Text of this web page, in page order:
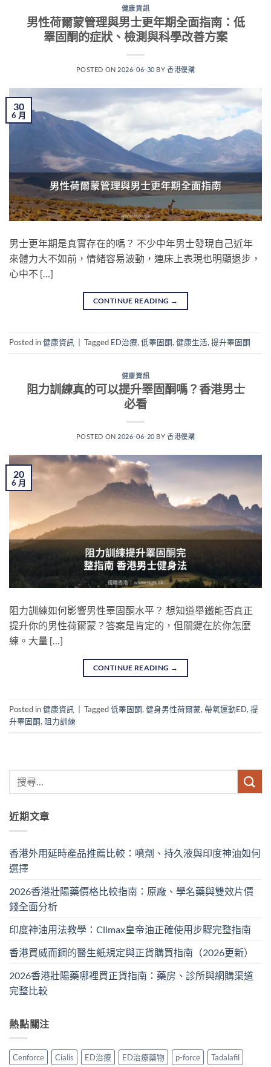
健康資訊
男性荷爾蒙管理與男士更年期全面指南：低
睪固酮的症狀、檢測與科學改善方案
POSTED ON 2026-06-30 BY香港優購
30
6 月
男士更年期是真實存在的嗎？ 不少中年男士發現自己近年
來體力大不如前，情緒容易波動，連床上表現也明顯退步，
心中不 […]
CONTINUE READING →
Posted in健康資訊 Tagged ED治療, 低睪固酮, 健康生活, 提升睪固酮
健康資訊
阻力訓練真的可以提升睪固酮嗎？香港男士
必看
POSTED ON 2026-06-20 BY香港優購
20
6 月
阻力訓練如何影響男性睪固酮水平？ 想知道舉鐵能否真正
提升你的男性荷爾蒙？答案是肯定的，但關鍵在於你怎麼
練。大量 […]
CONTINUE READING →
Posted in健康資訊 Tagged低睪固酮, 健身男性荷爾蒙, 帶氧運動ED, 提
升睪固酮, 阻力訓練
近期文章
香港外用延時產品推薦比較：噴劑、持久液與印度神油如何
選擇
2026香港壯陽藥價格比較指南：原廠、學名藥與雙效片價
錢全面分析
印度神油用法教學：Climax皇帝油正確使用步驟完整指南
香港買威而鋼的醫生紙規定與正貨購買指南（2026更新）
2026香港壯陽藥哪裡買正貨指南：藥房、診所與網購渠道
完整比較
熱點關注
Cenforce Cialis ED治療 ED治療藥物 p-force Tadalafil